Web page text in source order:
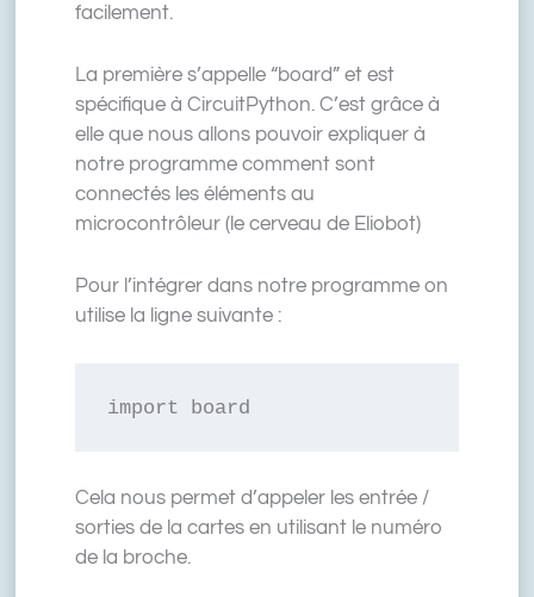
facilement.
La première s’appelle “board” et est
spécifique à CircuitPython. C’est grâce à
elle que nous allons pouvoir expliquer à
notre programme comment sont
connectés les éléments au
microcontrôleur (le cerveau de Eliobot)
Pour l’intégrer dans notre programme on
utilise la ligne suivante :
import board
Cela nous permet d’appeler les entrée /
sorties de la cartes en utilisant le numéro
de la broche.